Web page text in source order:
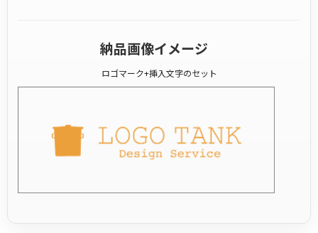
納品画像イメージ
ロゴマーク+挿入文字のセット